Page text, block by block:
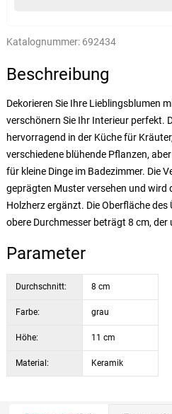
Katalognummer: 692434
Beschreibung
Dekorieren Sie Ihre Lieblingsblumen
verschönern Sie Ihr Interieur perfekt.
hervorragend in der Küche für
verschiedene blühende Pflanzen,
für kleine Dinge im Badezimmer. Die
geprägten Muster versehen und wird
Holzherz ergänzt. Die Oberfläche
obere Durchmesser beträgt 8 cm, der
Parameter
Durchschnitt: 8 cm
Farbe: grau
Höhe: 11 cm
Material: Keramik